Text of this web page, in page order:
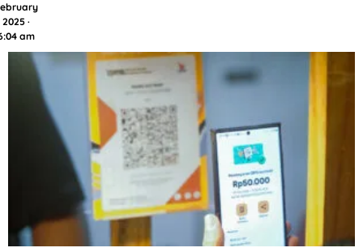
2025 ·
am